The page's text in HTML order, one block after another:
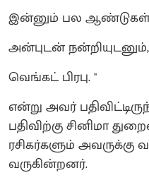
​இன்னும் பல
​அன்புடன் நன்றியுடனும்,
வெங்கட் பிரபு. "
என்று அவர்
பதிவிற்கு சினிமா
ரசிகர்களும் அவருக்கு
வருகின்றனர்.